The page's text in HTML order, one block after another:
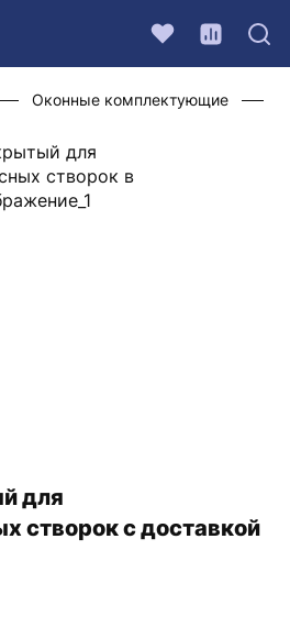
Оконные комплектующие
для
створок с доставкой